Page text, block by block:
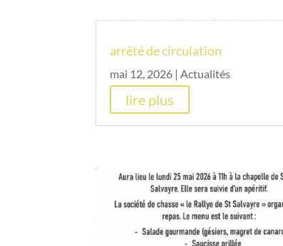
arrêté de circulation
mai 12, 2026 | Actualités
lire plus